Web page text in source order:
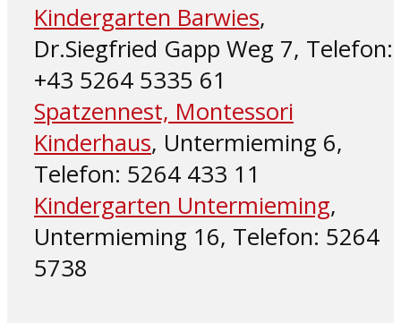
Kindergarten Barwies,
Dr.Siegfried Gapp Weg 7, Telefon:
+43 5264 5335 61
Spatzennest, Montessori
Kinderhaus, Untermieming 6,
Telefon: 5264 433 11
Kindergarten Untermieming,
Untermieming 16, Telefon: 5264
5738